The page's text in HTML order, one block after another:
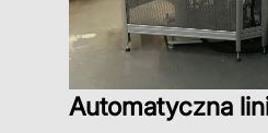
Automatyczna